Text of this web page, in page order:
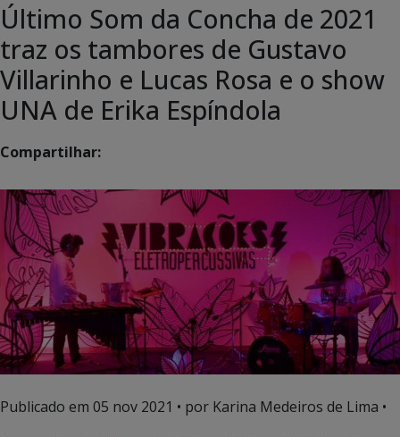
Último Som da Concha de 2021
traz os tambores de Gustavo
Villarinho e Lucas Rosa e o show
UNA de Erika Espíndola
Compartilhar:
Publicado em 05 nov 2021 • por Karina Medeiros de Lima •